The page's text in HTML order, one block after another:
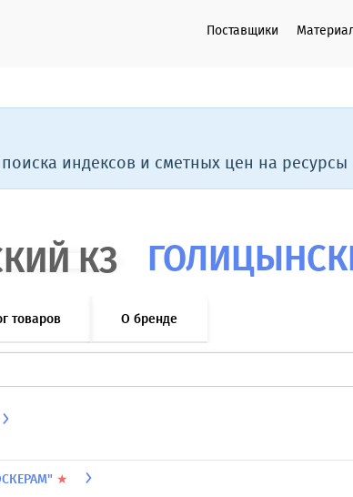
Поставщики
индексов и сметных цен на ресурсы
товаров О бренде
★